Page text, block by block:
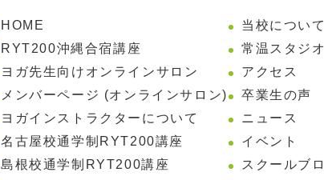
HOME
RYT200沖縄合宿講座
ヨガ先生向けオンラインサロン
メンバーページ (オンラインサロン)
ヨガインストラクターについて
名古屋校通学制RYT200講座
島根校通学制RYT200講座
当校について
常温スタジオ
アクセス
卒業生の声
ニュース
イベント
スクールブ